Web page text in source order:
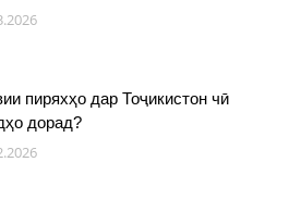
пиряхҳо дар Тоҷикистон чӣ
дорад?